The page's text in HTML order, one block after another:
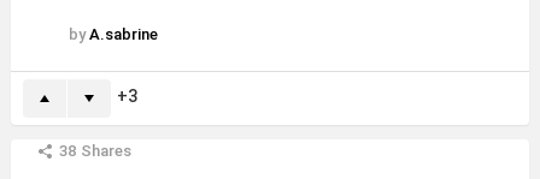
by A.sabrine
3
38 Shares